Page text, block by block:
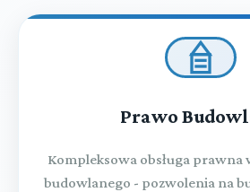
Prawo
Kompleksowa obsługa prawna
budowlanego - pozwolenia na